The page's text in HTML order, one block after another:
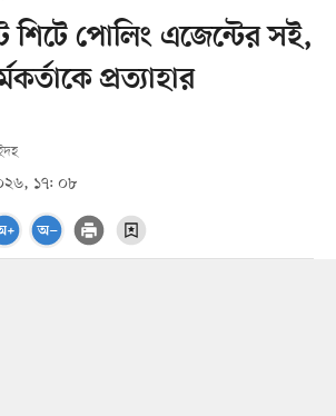
শিটে পোলিং এজেন্টের সই,
প্রত্যাহার
১৭: ০৮